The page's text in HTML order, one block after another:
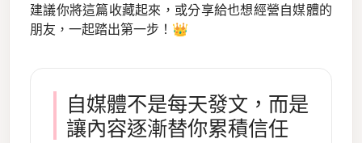
建議你將這篇收藏起來，或分享給也想經營自媒體的
朋友，一起踏出第一步！👑
自媒體不是每天發文，而是
讓內容逐漸替你累積信任